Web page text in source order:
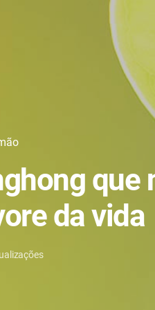
que
da vida
2/2021